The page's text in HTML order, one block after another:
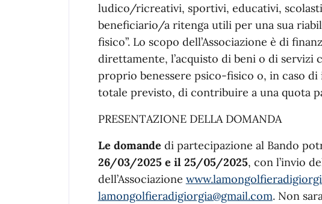
ludico/ricreativi, sportivi, educativi,
beneficiario/a ritenga utili per una sua
fisico”. Lo scopo dell’Associazione è di
direttamente, l’acquisto di beni o di
proprio benessere psico-fisico o, in caso
totale previsto, di contribuire a una quota
PRESENTAZIONE DELLA DOMANDA
Le domande di partecipazione al Bando
26/03/2025 e il 25/05/2025, con l’invio
dell’Associazione
lamongolfieradigiorgia@gmail.com. Non